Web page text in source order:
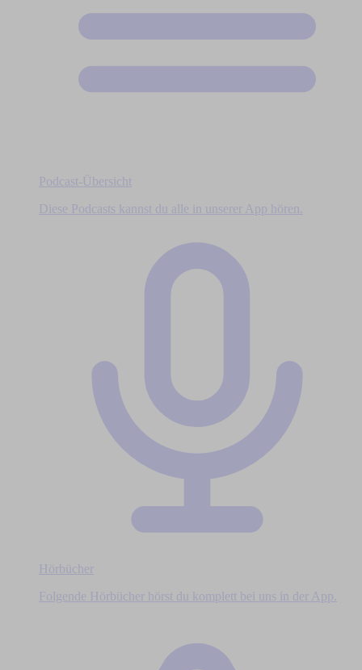
Podcast-Übersicht
Diese Podcasts kannst du alle in unserer App hören.
Hörbücher
Folgende Hörbücher hörst du komplett bei uns in der App.